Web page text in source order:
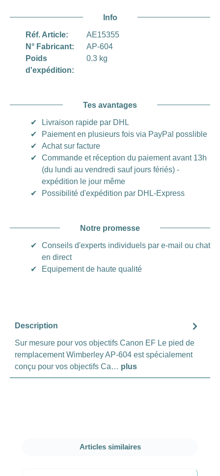
Info
Réf. Article:
AE15355
N° Fabricant:
AP-604
Poids
d'expédition:
0.3 kg
Tes avantages
✔
Livraison rapide par DHL
✔
Paiement en plusieurs fois via PayPal posslible
✔
Achat sur facture
✔
Commande et réception du paiement avant 13h
(du lundi au vendredi sauf jours fériés) -
expédition le jour même
✔
Possibilité d'expédition par DHL-Express
Notre promesse
✔
Conseils d'experts individuels par e-mail ou chat
en direct
✔
Equipement de haute qualité
Description
Sur mesure pour vos objectifs Canon EF Le pied de
remplacement Wimberley AP-604 est spécialement
conçu pour vos objectifs Ca… plus
Ignorer la galerie de produits
Articles similaires